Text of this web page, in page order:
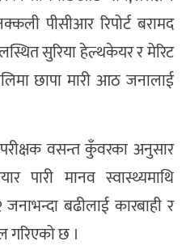
पीसीआर रिपोर्ट बरामद
सुरिया हेल्थकेयर र मेरिट
छापा मारी आठ जनालाई
वसन्त कुँवरका अनुसार
पारी मानव स्वास्थ्यमाथि
बढीलाई कारबाही र
गरिएको छ ।